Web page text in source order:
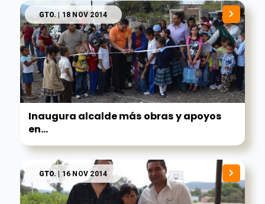
GTO.| 18 NOV 2014
Inaugura alcalde más obras y apoyos
en...
GTO.| 16 NOV 2014